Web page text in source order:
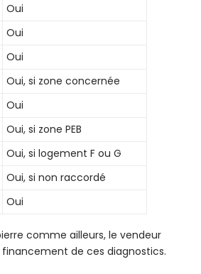
Oui
Oui
Oui
Oui, si zone concernée
Oui
Oui, si zone PEB
Oui, si logement F ou G
Oui, si non raccordé
Oui
comme ailleurs, le vendeur
de ces diagnostics.